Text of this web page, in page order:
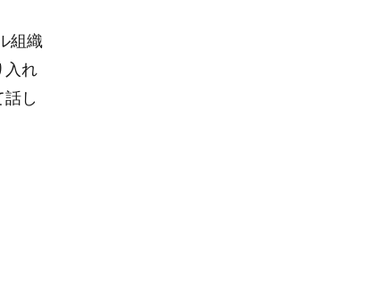
組織
入れ
し